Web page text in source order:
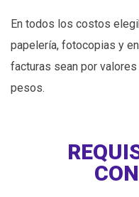
En todos los costos
papelería, fotocopias y
facturas sean por
pesos.